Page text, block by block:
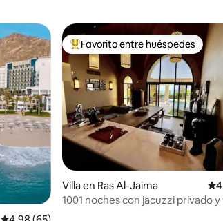
Favorito entre huéspedes
Favorito entre huéspedes
Villa en Ras Al-Jaima
1001 noches con jacuzzi privado y